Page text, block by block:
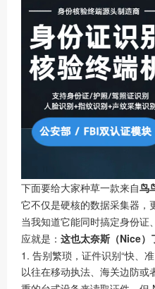
下面要给大家种草一款来自鸟
它不仅是硬核的数据采集器，
当我知道它能同时搞定身份证
应就是： 这也太奈斯（Nice）
1. 告别繁琐，证件识别“快、
以往在移动执法、海关边防